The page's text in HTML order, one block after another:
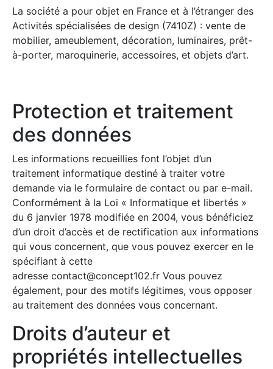
La société a pour objet en France et à l’étranger des
Activités spécialisées de design (7410Z) : vente de
mobilier, ameublement, décoration, luminaires, prêt-
à-porter, maroquinerie, accessoires, et objets d’art.
Protection et traitement
des données
Les informations recueillies font l’objet d’un
traitement informatique destiné à traiter votre
demande via le formulaire de contact ou par e-mail.
Conformément à la Loi « Informatique et libertés »
du 6 janvier 1978 modifiée en 2004, vous bénéficiez
d’un droit d’accès et de rectification aux informations
qui vous concernent, que vous pouvez exercer en le
spécifiant à cette
adresse contact@concept102.fr Vous pouvez
également, pour des motifs légitimes, vous opposer
au traitement des données vous concernant.
Droits d’auteur et
propriétés intellectuelles